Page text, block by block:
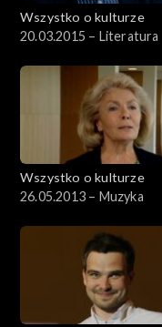
Wszystko o kulturze
20.03.2015 – Literatura
Wszystko o kulturze
26.05.2013 – Muzyka